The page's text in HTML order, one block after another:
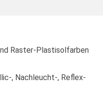
Raster-Plastisolfarben
, Nachleucht-, Reflex-